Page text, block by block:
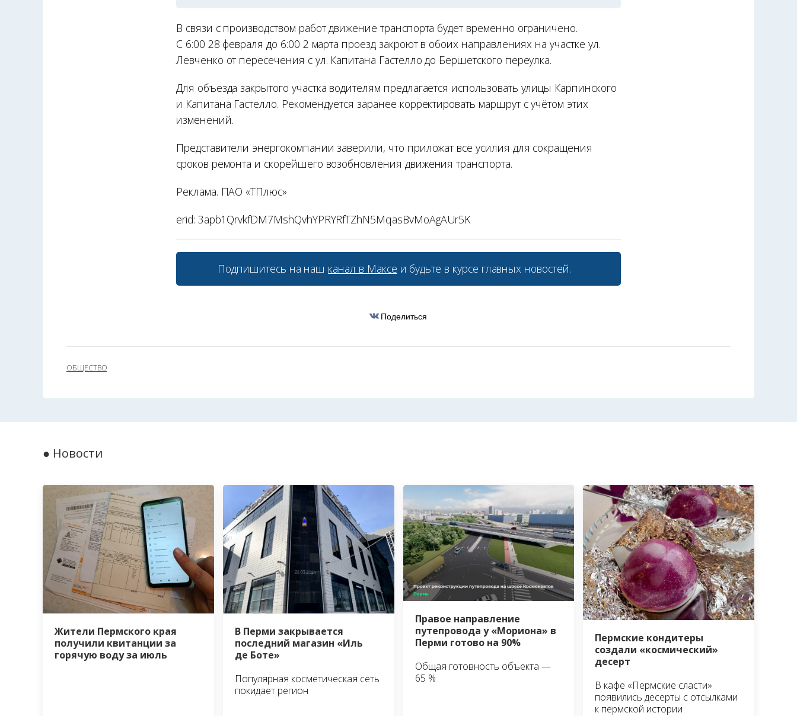
В связи с производством работ движение транспорта будет временно ограничено.
С 6:00 28 февраля до 6:00 2 марта проезд закроют в обоих направлениях на участке ул.
Левченко от пересечения с ул. Капитана Гастелло до Бершетского переулка.
Для объезда закрытого участка водителям предлагается использовать улицы Карпинского
и Капитана Гастелло. Рекомендуется заранее корректировать маршрут с учётом этих
изменений.
Представители энергокомпании заверили, что приложат все усилия для сокращения
сроков ремонта и скорейшего возобновления движения транспорта.
Реклама. ПАО «ТПлюс»
erid: 3apb1QrvkfDM7MshQvhYPRYRfTZhN5MqasBvMoAgAUr5K
Подпишитесь на наш канал в Максе и будьте в курсе главных новостей.
Поделиться
ОБЩЕСТВО
● Новости
Жители Пермского края
получили квитанции за
горячую воду за июль
В Перми закрывается
последний магазин «Иль
де Боте»
Популярная косметическая сеть
покидает регион
Правое направление
путепровода у «Мориона» в
Перми готово на 90%
Общая готовность объекта —
65 %
Пермские кондитеры
создали «космический»
десерт
В кафе «Пермские сласти»
появились десерты с отсылками
к пермской истории